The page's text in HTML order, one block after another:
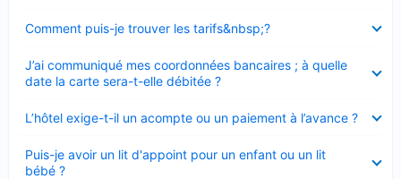
Comment puis-je trouver les tarifs&nbsp;?
fermé
J’ai communiqué mes coordonnées bancaires ; à quelle
date la carte sera-t-elle débitée ?
fermé
L’hôtel exige-t-il un acompte ou un paiement à l’avance ?
fermé
Puis-je avoir un lit d'appoint pour un enfant ou un lit
bébé ?
fermé